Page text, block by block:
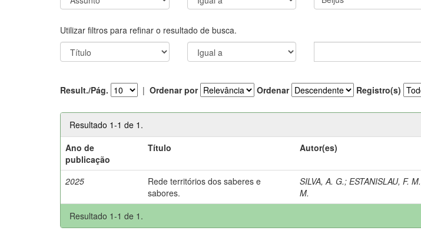
Utilizar filtros para refinar o resultado de busca.
Result./Pág. | Ordenar por Ordenar Registro(s)
Resultado 1-1 de 1.
Ano de
publicação
Título Autor(es)
2025
Rede territórios dos saberes e
sabores.
SILVA, A. G.;ESTANISLAU, F. M.
M.
Resultado 1-1 de 1.